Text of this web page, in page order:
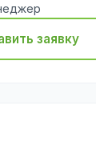
заявку